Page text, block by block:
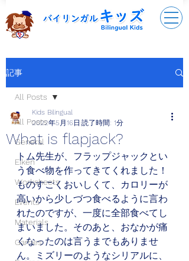
記事
All Posts
General
Eiken
Worksheets
Events
Materials
Games
All Posts
What is flapjack?
Kids Bilingual
2022年5月16日 読了時間: 1分
トム先生が、フラップジャックとい
う食べ物を作ってきてくれました！
ものすごくおいしくて、カロリーが
高いから少しづつ食べるように言わ
れたのですが、一度に全部食べてし
まいました。そのあと、おなかが痛
くなったのは言うまでもありませ
ん。ミズリーのようなシリアルに、